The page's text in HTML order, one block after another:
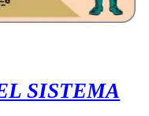
SISTEMA